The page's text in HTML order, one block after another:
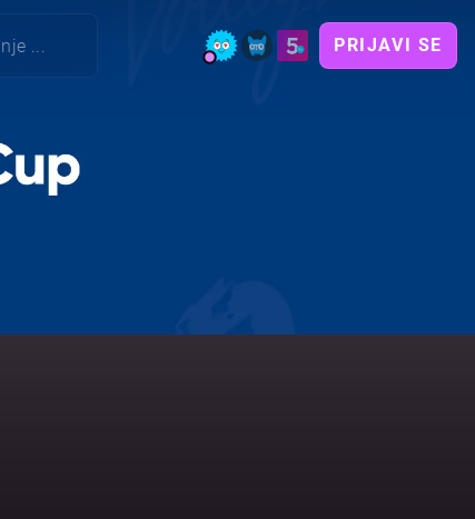
PRIJAVI SE